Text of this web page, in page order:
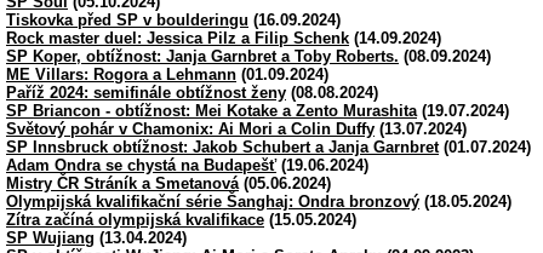
Tiskovka před SP v boulderingu (16.09.2024)
Rock master duel: Jessica Pilz a Filip Schenk (14.09.2024)
SP Koper, obtížnost: Janja Garnbret a Toby Roberts. (08.09.2024)
ME Villars: Rogora a Lehmann (01.09.2024)
Paříž 2024: semifinále obtížnost ženy (08.08.2024)
SP Briancon - obtížnost: Mei Kotake a Zento Murashita (19.07.2024)
Světový pohár v Chamonix: Ai Mori a Colin Duffy (13.07.2024)
SP Innsbruck obtížnost: Jakob Schubert a Janja Garnbret(01.07.2024)
Adam Ondra se chystá na Budapešť(19.06.2024)
Mistry ČR Stráník a Smetanová (05.06.2024)
Olympijská kvalifikační série Šanghaj: Ondra bronzový (18.05.2024)
Zítra začíná olympijská kvalifikace (15.05.2024)
SP Wujiang (13.04.2024)